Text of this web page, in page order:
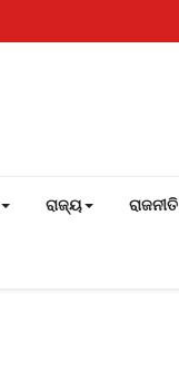
ରାଜ୍ୟ ରାଜନୀତି